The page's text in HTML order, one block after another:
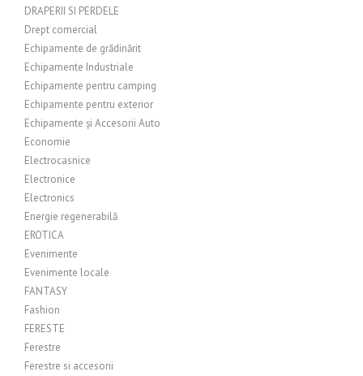
DRAPERII SI PERDELE
Drept comercial
Echipamente de grădinărit
Echipamente Industriale
Echipamente pentru camping
Echipamente pentru exterior
Echipamente și Accesorii Auto
Economie
Electrocasnice
Electronice
Electronics
Energie regenerabilă
EROTICA
Evenimente
Evenimente locale
FANTASY
Fashion
FERESTE
Ferestre
Ferestre si accesorii